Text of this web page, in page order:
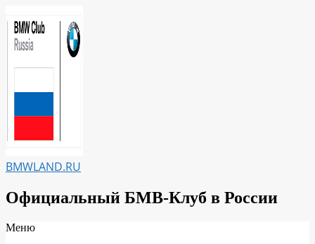
к
содержимому
BMWLAND.RU
Официальный БМВ-Клуб в России
Вторичное
Меню